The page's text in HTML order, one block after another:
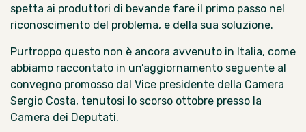
spetta ai produttori di bevande fare il primo passo nel
riconoscimento del problema, e della sua soluzione.
Purtroppo questo non è ancora avvenuto in Italia, come
abbiamo raccontato in un’aggiornamento seguente al
convegno promosso dal Vice presidente della Camera
Sergio Costa, tenutosi lo scorso ottobre presso la
Camera dei Deputati.